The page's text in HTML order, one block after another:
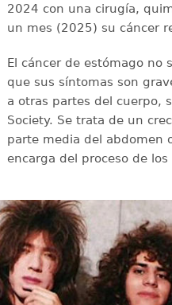
2024 con una cirugía,
un mes (2025) su cáncer
El cáncer de estómago no
que sus síntomas son
a otras partes del cuerpo,
Society. Se trata de un
parte media del abdomen
encarga del proceso de